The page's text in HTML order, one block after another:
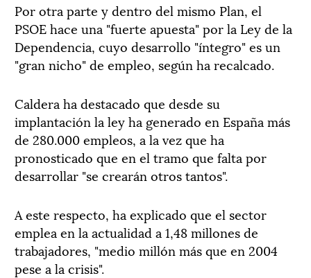
Por otra parte y dentro del mismo Plan, el
PSOE hace una "fuerte apuesta" por la Ley de la
Dependencia, cuyo desarrollo "íntegro" es un
"gran nicho" de empleo, según ha recalcado.
Caldera ha destacado que desde su
implantación la ley ha generado en España más
de 280.000 empleos, a la vez que ha
pronosticado que en el tramo que falta por
desarrollar "se crearán otros tantos".
A este respecto, ha explicado que el sector
emplea en la actualidad a 1,48 millones de
trabajadores, "medio millón más que en 2004
pese a la crisis".